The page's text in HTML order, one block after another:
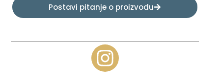
Postavi pitanje o proizvodu